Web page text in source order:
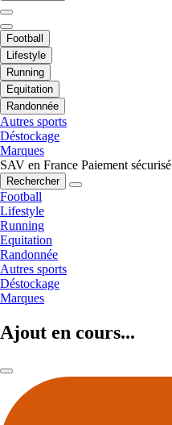
Football
Lifestyle
Running
Equitation
Randonnée
Autres sports
Déstockage
Marques
SAV en France Paiement sécurisé
Rechercher
Football
Lifestyle
Running
Equitation
Randonnée
Autres sports
Déstockage
Marques
Ajout en cours...